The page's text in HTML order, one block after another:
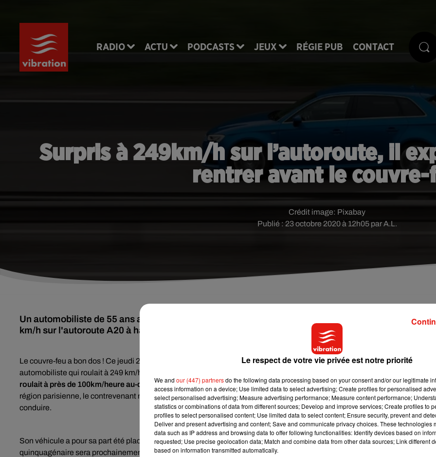
RADIO ACTU PODCASTS JEUX RÉGIE PUB CONTACT
Surpris à 249km/h sur l’autoroute, il
rentrer avant le couvre-
Publié : 23 octobre 2020 à 12h05 par A.L.
Crédit image: Pixabay
Un automobiliste de 55 ans a été interpellé ce jeudi soir par les gendarmes alors qu'il circulait à
km/h sur l'autoroute A20 à hauteur de Celon dans l'Indre, "à cause du couvre-feu".
Le couvre-feu a bon dos ! Ce jeudi 22 octobre, les gendarmes d’ Argenton-sur-Creuse, dans l'Indre, ont intercepté un
automobiliste qui roulait à 249 km/h sur l’autoroute.
roulait à près de 100km/heure au-dessus des limites de vitesse car il voulait rentrer "avant le couvre-feu".Venu de la
région parisienne, le contrevenant n'a semble-t-il pas réussi à convaincre les gendarmes, qui lui ont retiré son permis de
conduire.
Son véhicule a pour sa part été placé à la fourrière en vertu d'une rétention administrative. Malheureusement pour lui, le
quinquagénaire sera prochainement convoqué devant le tribunal judiciaire de Châteauroux. Pour rappel,
Le respect de votre vie privée est notre priorité
We and our (447) partnersdo the following data processing based on your consent and/or our legitimate
access information on a device; Use limited data to select advertising; Create profiles for personalised
select personalised advertising; Measure advertising performance; Measure content performance;
statistics or combinations of data from different sources; Develop and improve services; Create profiles to
profiles to select personalised content; Use limited data to select content; Ensure security, prevent and
Deliver and present advertising and content; Save and communicate privacy choices. These technologies
data such as IP address and browsing data to offer following functionalities: Identify devices based on
requested; Use precise geolocation data; Match and combine data from other data sources; Link different
based on information transmitted automatically.